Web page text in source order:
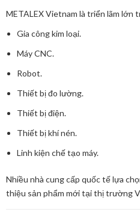
METALEX Vietnam là triển lãm lớn
Gia công kim loại.
Máy CNC.
Robot.
Thiết bị đo lường.
Thiết bị điện.
Thiết bị khí nén.
Linh kiện chế tạo máy.
Nhiều nhà cung cấp quốc tế lựa
thiệu sản phẩm mới tại thị trường